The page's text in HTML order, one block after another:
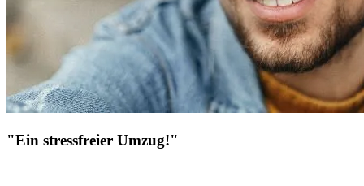
"Ein stressfreier Umzug!"